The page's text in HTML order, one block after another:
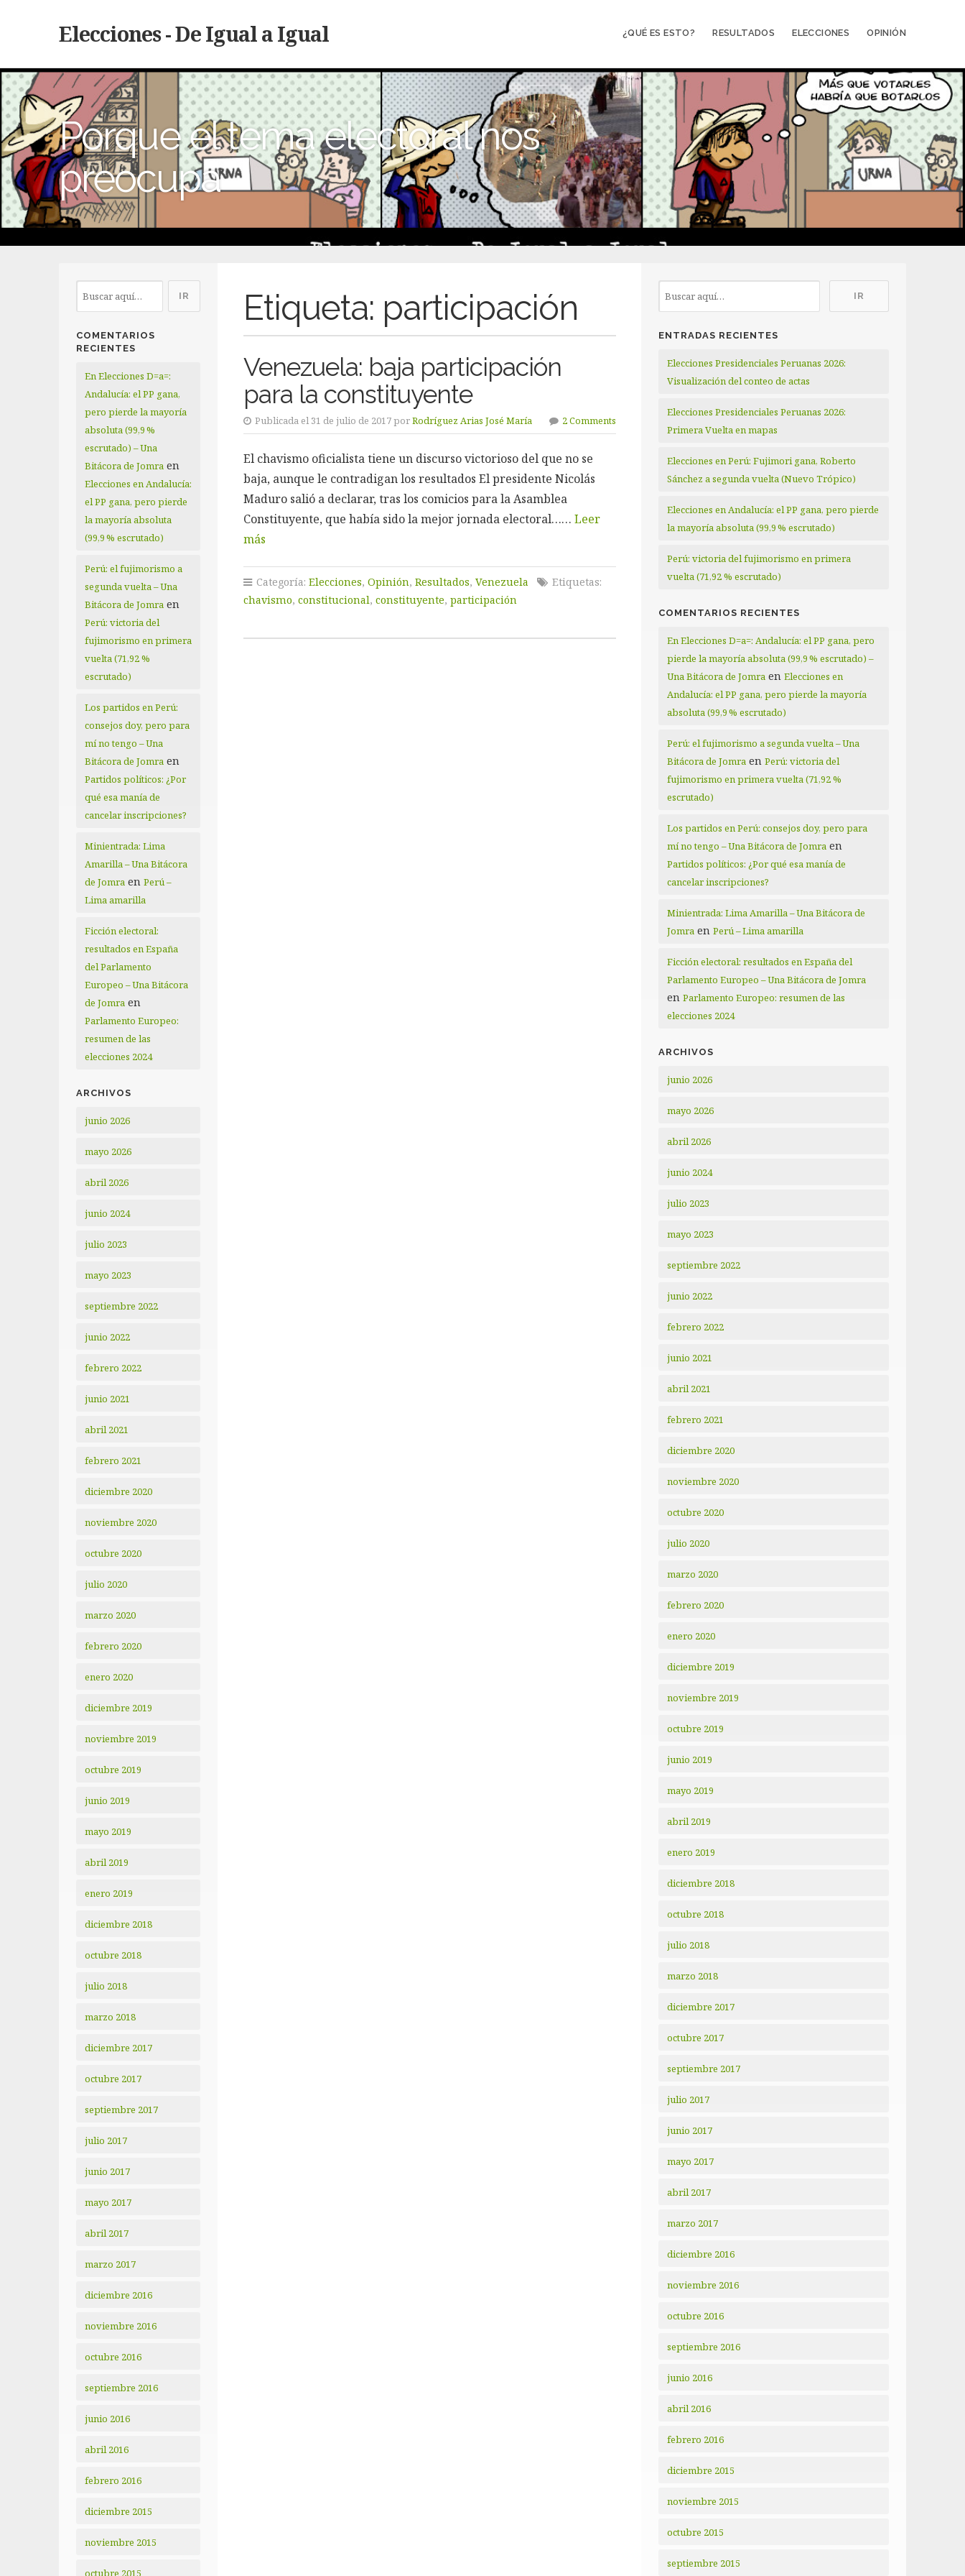
Elecciones - De Igual a Igual ¿QUÉ ES ESTO? RESULTADOS ELECCIONES OPINIÓN
Porque el tema electoral nos
preocupa
COMENTARIOS
RECIENTES
En Elecciones D=a=:
Andalucía: el PP gana,
pero pierde la mayoría
absoluta (99,9 %
escrutado) – Una
Bitácora de Jomra en
Elecciones en Andalucía:
el PP gana, pero pierde
la mayoría absoluta
(99,9 % escrutado)
Perú: el fujimorismo a
segunda vuelta – Una
Bitácora de Jomra en
Perú: victoria del
fujimorismo en primera
vuelta (71,92 %
escrutado)
Los partidos en Perú:
consejos doy, pero para
mí no tengo – Una
Bitácora de Jomra en
Partidos políticos: ¿Por
qué esa manía de
cancelar inscripciones?
Minientrada: Lima
Amarilla – Una Bitácora
de Jomra en Perú –
Lima amarilla
Ficción electoral:
resultados en España
del Parlamento
Europeo – Una Bitácora
de Jomra en
Parlamento Europeo:
resumen de las
elecciones 2024
ARCHIVOS
junio 2026
mayo 2026
abril 2026
junio 2024
julio 2023
mayo 2023
septiembre 2022
junio 2022
febrero 2022
junio 2021
abril 2021
febrero 2021
diciembre 2020
noviembre 2020
octubre 2020
julio 2020
marzo 2020
febrero 2020
enero 2020
diciembre 2019
noviembre 2019
octubre 2019
junio 2019
mayo 2019
abril 2019
enero 2019
diciembre 2018
octubre 2018
julio 2018
marzo 2018
diciembre 2017
octubre 2017
septiembre 2017
julio 2017
junio 2017
mayo 2017
abril 2017
marzo 2017
diciembre 2016
noviembre 2016
octubre 2016
septiembre 2016
junio 2016
abril 2016
febrero 2016
diciembre 2015
noviembre 2015
Etiqueta: participación
Venezuela: baja participación
para la constituyente
Publicada el 31 de julio de 2017 porRodríguez Arias José María 2 Comments
El chavismo oficialista tiene un discurso victorioso del que no se
baja, aunque le contradigan los resultados El presidente Nicolás
Maduro salió a declarar, tras los comicios para la Asamblea
Constituyente, que había sido la mejor jornada electoral…… Leer
más
Categoría: Elecciones, Opinión, Resultados, Venezuela
Etiquetas:
chavismo, constitucional, constituyente, participación
ENTRADAS RECIENTES
Elecciones Presidenciales Peruanas 2026:
Visualización del conteo de actas
Elecciones Presidenciales Peruanas 2026:
Primera Vuelta en mapas
Elecciones en Perú: Fujimori gana, Roberto
Sánchez a segunda vuelta (Nuevo Trópico)
Elecciones en Andalucía: el PP gana, pero pierde
la mayoría absoluta (99,9 % escrutado)
Perú: victoria del fujimorismo en primera
vuelta (71,92 % escrutado)
COMENTARIOS RECIENTES
En Elecciones D=a=: Andalucía: el PP gana, pero
pierde la mayoría absoluta (99,9 % escrutado) –
Una Bitácora de Jomra enElecciones en
Andalucía: el PP gana, pero pierde la mayoría
absoluta (99,9 % escrutado)
Perú: el fujimorismo a segunda vuelta – Una
Bitácora de Jomra enPerú: victoria del
fujimorismo en primera vuelta (71,92 %
escrutado)
Los partidos en Perú: consejos doy, pero para
mí no tengo – Una Bitácora de Jomra en
Partidos políticos: ¿Por qué esa manía de
cancelar inscripciones?
Minientrada: Lima Amarilla – Una Bitácora de
Jomra enPerú – Lima amarilla
Ficción electoral: resultados en España del
Parlamento Europeo – Una Bitácora de Jomra
enParlamento Europeo: resumen de las
elecciones 2024
ARCHIVOS
junio 2026
mayo 2026
abril 2026
junio 2024
julio 2023
mayo 2023
septiembre 2022
junio 2022
febrero 2022
junio 2021
abril 2021
febrero 2021
diciembre 2020
noviembre 2020
octubre 2020
julio 2020
marzo 2020
febrero 2020
enero 2020
diciembre 2019
noviembre 2019
octubre 2019
junio 2019
mayo 2019
abril 2019
enero 2019
diciembre 2018
octubre 2018
julio 2018
marzo 2018
diciembre 2017
octubre 2017
septiembre 2017
julio 2017
junio 2017
mayo 2017
abril 2017
marzo 2017
diciembre 2016
noviembre 2016
octubre 2016
septiembre 2016
junio 2016
abril 2016
febrero 2016
diciembre 2015
noviembre 2015
octubre 2015
septiembre 2015